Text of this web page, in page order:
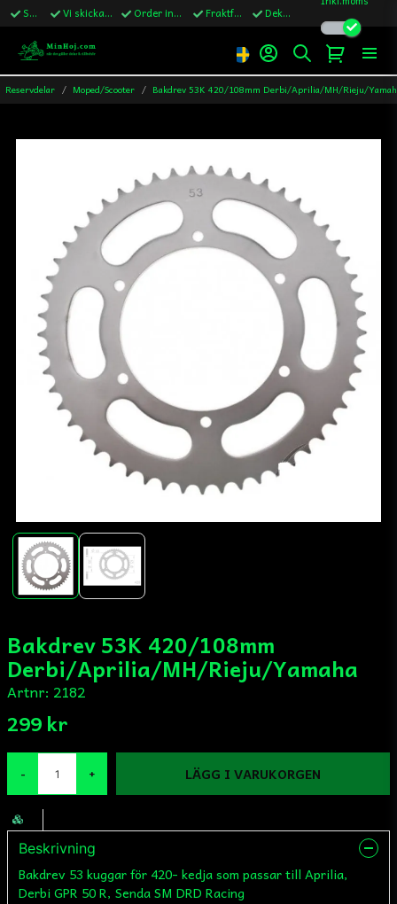
Snabba leveranser Vi skickar till Sverige,Danmark & Finland Order innan kl.13 skickas samma vardag Fraktfritt över 1200kr till Sverige Dekaler ingår i alla ordrar
Reservdelar Moped/Scooter Bakdrev 53K 420/108mm Derbi/Aprilia/MH/Rieju/
Bakdrev 53K 420/108mm
Derbi/Aprilia/MH/Rieju/Yamaha
Artnr: 2182
299 kr
- + LÄGG I VARUKORGEN
Beskrivning
Bakdrev 53 kuggar för 420- kedja som passar till Aprilia,
Derbi GPR 50 R, Senda SM DRD Racing